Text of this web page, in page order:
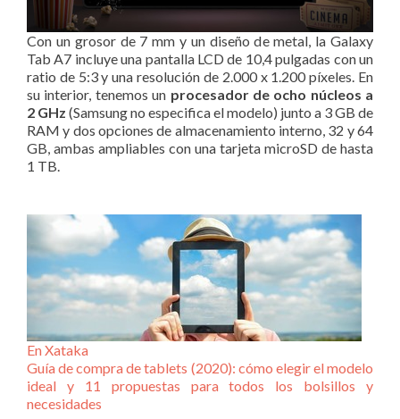
Con un grosor de 7 mm y un diseño de metal, la Galaxy
Tab A7 incluye una pantalla LCD de 10,4 pulgadas con un
ratio de 5:3 y una resolución de 2.000 x 1.200 píxeles. En
su interior, tenemos un procesador de ocho núcleos a
2 GHz (Samsung no especifica el modelo) junto a 3 GB de
RAM y dos opciones de almacenamiento interno, 32 y 64
GB, ambas ampliables con una tarjeta microSD de hasta
1 TB.
En Xataka
Guía de compra de tablets (2020): cómo elegir el modelo
ideal y 11 propuestas para todos los bolsillos y
necesidades